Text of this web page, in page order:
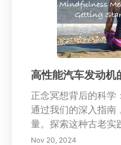
坏、燃油效率下降和
清洁可确保最佳性能
提高其转售价值。了
换机油的迹象，以及
行此项工作。根据我
虑您车辆的健康。
高性能汽车发动机
正念冥想背后的科学
通过我们的深入指南
量。探索这种古老实
虑、改善注意力和情
Nov 20, 2024